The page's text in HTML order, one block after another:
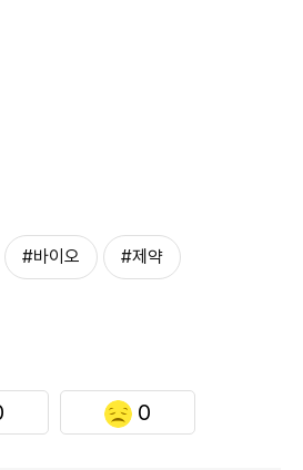
#바이오 #제약
0